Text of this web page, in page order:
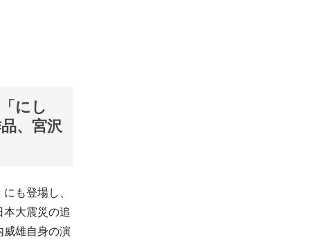
にし
、宮沢
も登場し、
大震災の追
威雄自身の演